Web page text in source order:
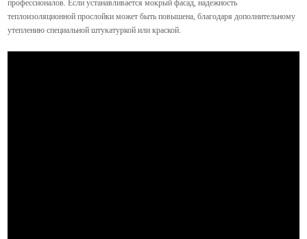
профессионалов. Если устанавливается мокрый фасад, надежность
теплоизоляционной прослойки может быть повышена, благодаря дополнительному
утеплению специальной штукатуркой или краской.